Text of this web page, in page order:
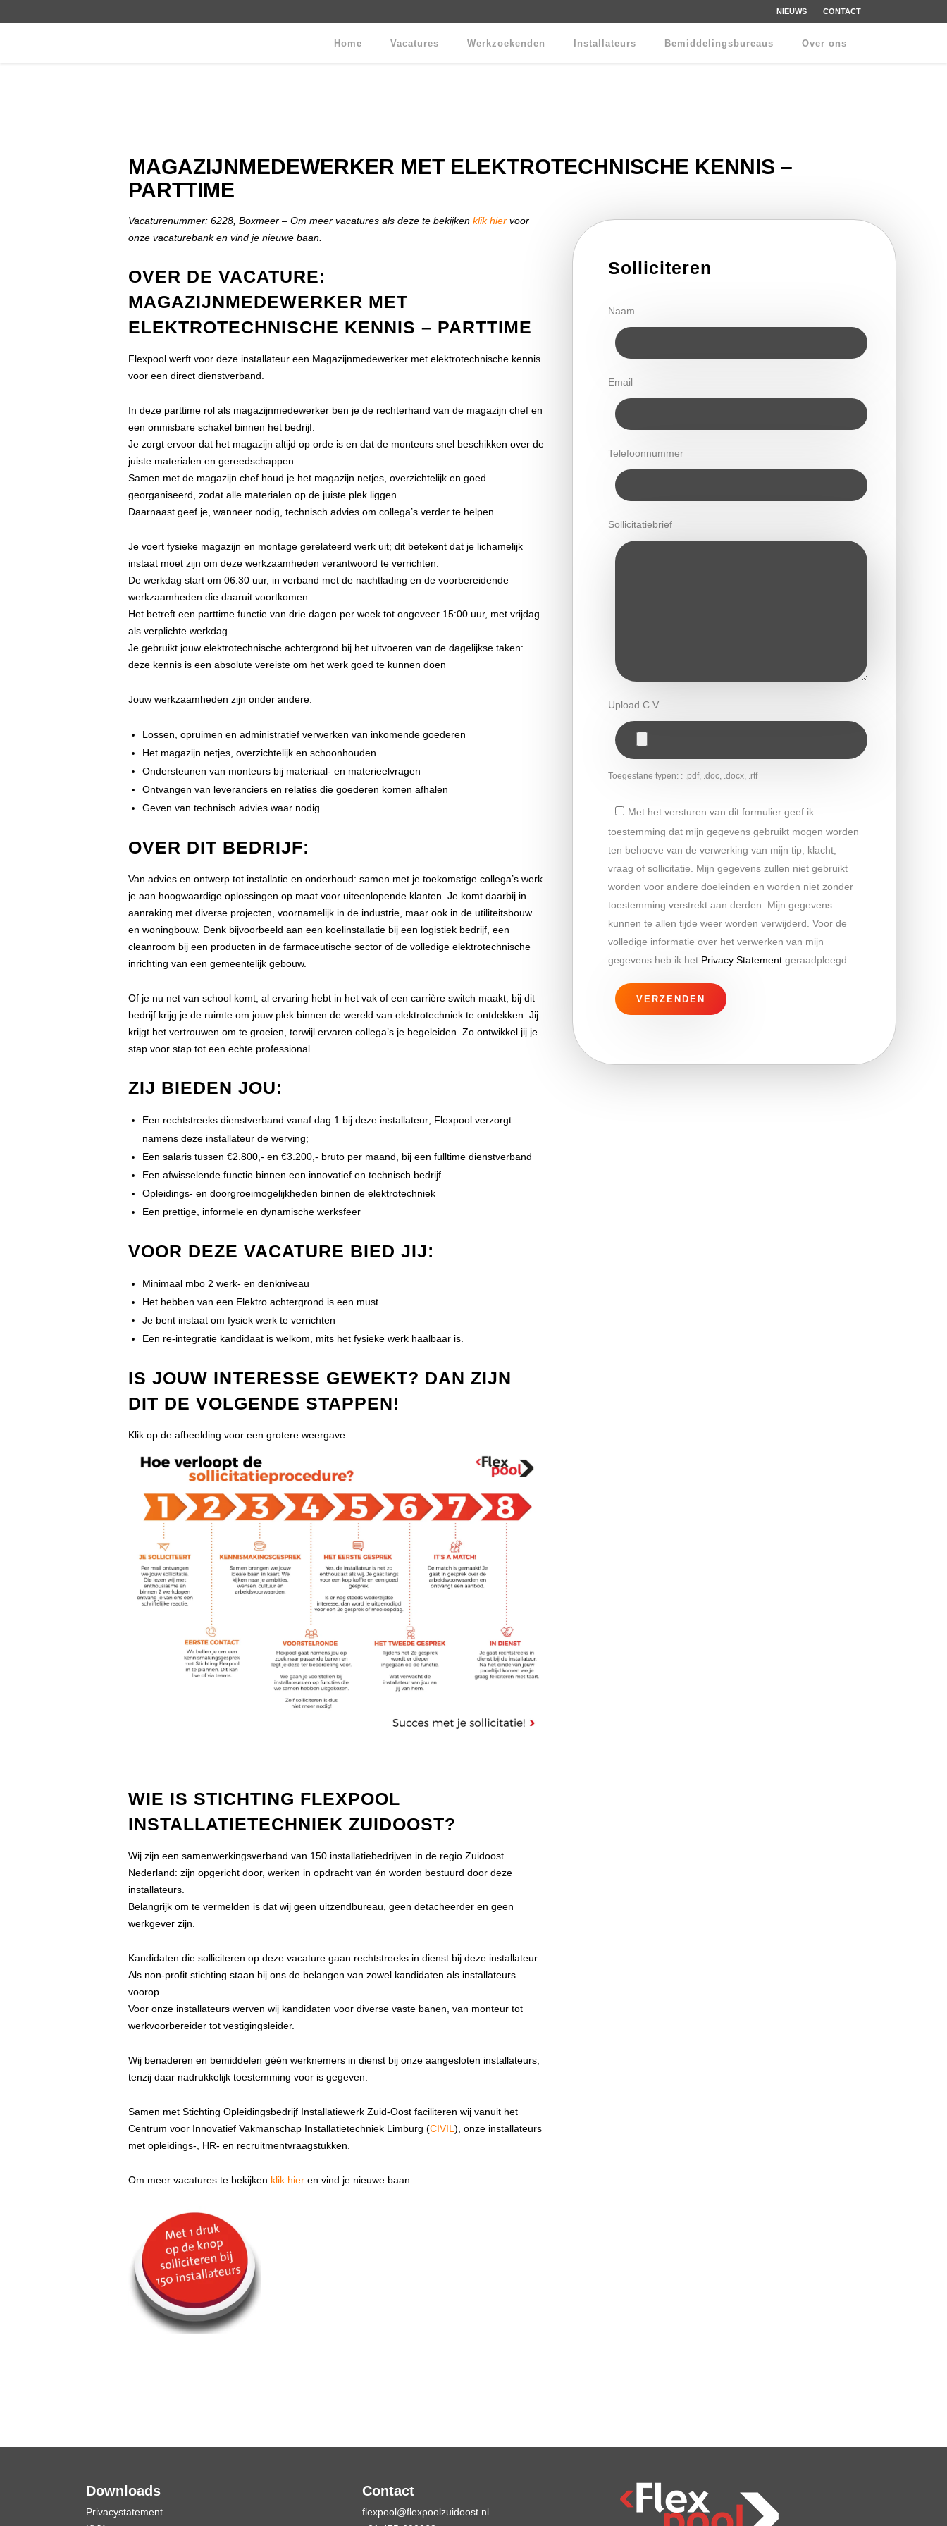
NIEUWS CONTACT
Home Vacatures Werkzoekenden Installateurs Bemiddelingsbureaus Over ons
MAGAZIJNMEDEWERKER MET ELEKTROTECHNISCHE KENNIS –
PARTTIME
Vacaturenummer: 6228, Boxmeer – Om meer vacatures als deze te bekijken klik hier voor
onze vacaturebank en vind je nieuwe baan.
OVER DE VACATURE:
MAGAZIJNMEDEWERKER MET
ELEKTROTECHNISCHE KENNIS – PARTTIME
Flexpool werft voor deze installateur een Magazijnmedewerker met elektrotechnische kennis
voor een direct dienstverband.
In deze parttime rol als magazijnmedewerker ben je de rechterhand van de magazijn chef en
een onmisbare schakel binnen het bedrijf.
Je zorgt ervoor dat het magazijn altijd op orde is en dat de monteurs snel beschikken over de
juiste materialen en gereedschappen.
Samen met de magazijn chef houd je het magazijn netjes, overzichtelijk en goed
georganiseerd, zodat alle materialen op de juiste plek liggen.
Daarnaast geef je, wanneer nodig, technisch advies om collega’s verder te helpen.
Je voert fysieke magazijn en montage gerelateerd werk uit; dit betekent dat je lichamelijk
instaat moet zijn om deze werkzaamheden verantwoord te verrichten.
De werkdag start om 06:30 uur, in verband met de nachtlading en de voorbereidende
werkzaamheden die daaruit voortkomen.
Het betreft een parttime functie van drie dagen per week tot ongeveer 15:00 uur, met vrijdag
als verplichte werkdag.
Je gebruikt jouw elektrotechnische achtergrond bij het uitvoeren van de dagelijkse taken:
deze kennis is een absolute vereiste om het werk goed te kunnen doen
Jouw werkzaamheden zijn onder andere:
Lossen, opruimen en administratief verwerken van inkomende goederen
Het magazijn netjes, overzichtelijk en schoonhouden
Ondersteunen van monteurs bij materiaal- en materieelvragen
Ontvangen van leveranciers en relaties die goederen komen afhalen
Geven van technisch advies waar nodig
OVER DIT BEDRIJF:
Van advies en ontwerp tot installatie en onderhoud: samen met je toekomstige collega’s werk
je aan hoogwaardige oplossingen op maat voor uiteenlopende klanten. Je komt daarbij in
aanraking met diverse projecten, voornamelijk in de industrie, maar ook in de utiliteitsbouw
en woningbouw. Denk bijvoorbeeld aan een koelinstallatie bij een logistiek bedrijf, een
cleanroom bij een producten in de farmaceutische sector of de volledige elektrotechnische
inrichting van een gemeentelijk gebouw.
Of je nu net van school komt, al ervaring hebt in het vak of een carrière switch maakt, bij dit
bedrijf krijg je de ruimte om jouw plek binnen de wereld van elektrotechniek te ontdekken. Jij
krijgt het vertrouwen om te groeien, terwijl ervaren collega’s je begeleiden. Zo ontwikkel jij je
stap voor stap tot een echte professional.
ZIJ BIEDEN JOU:
Een rechtstreeks dienstverband vanaf dag 1 bij deze installateur; Flexpool verzorgt
namens deze installateur de werving;
Een salaris tussen €2.800,- en €3.200,- bruto per maand, bij een fulltime dienstverband
Een afwisselende functie binnen een innovatief en technisch bedrijf
Opleidings- en doorgroeimogelijkheden binnen de elektrotechniek
Een prettige, informele en dynamische werksfeer
VOOR DEZE VACATURE BIED JIJ:
Minimaal mbo 2 werk- en denkniveau
Het hebben van een Elektro achtergrond is een must
Je bent instaat om fysiek werk te verrichten
Een re-integratie kandidaat is welkom, mits het fysieke werk haalbaar is.
IS JOUW INTERESSE GEWEKT? DAN ZIJN
DIT DE VOLGENDE STAPPEN!
Klik op de afbeelding voor een grotere weergave.
WIE IS STICHTING FLEXPOOL
INSTALLATIETECHNIEK ZUIDOOST?
Wij zijn een samenwerkingsverband van 150 installatiebedrijven in de regio Zuidoost
Nederland: zijn opgericht door, werken in opdracht van én worden bestuurd door deze
installateurs.
Belangrijk om te vermelden is dat wij geen uitzendbureau, geen detacheerder en geen
werkgever zijn.
Kandidaten die solliciteren op deze vacature gaan rechtstreeks in dienst bij deze installateur.
Als non-profit stichting staan bij ons de belangen van zowel kandidaten als installateurs
voorop.
Voor onze installateurs werven wij kandidaten voor diverse vaste banen, van monteur tot
werkvoorbereider tot vestigingsleider.
Wij benaderen en bemiddelen géén werknemers in dienst bij onze aangesloten installateurs,
tenzij daar nadrukkelijk toestemming voor is gegeven.
Samen met Stichting Opleidingsbedrijf Installatiewerk Zuid-Oost faciliteren wij vanuit het
Centrum voor Innovatief Vakmanschap Installatietechniek Limburg (CIVIL ), onze installateurs
met opleidings-, HR- en recruitmentvraagstukken.
Om meer vacatures te bekijken klik hier en vind je nieuwe baan.
Solliciteren
Naam
Email
Telefoonnummer
Sollicitatiebrief
Upload C.V.
Toegestane typen: : .pdf, .doc, .docx, .rtf
Met het versturen van dit formulier geef ik
toestemming dat mijn gegevens gebruikt mogen worden
ten behoeve van de verwerking van mijn tip, klacht,
vraag of sollicitatie. Mijn gegevens zullen niet gebruikt
worden voor andere doeleinden en worden niet zonder
toestemming verstrekt aan derden. Mijn gegevens
kunnen te allen tijde weer worden verwijderd. Voor de
volledige informatie over het verwerken van mijn
gegevens heb ik het Privacy Statement geraadpleegd.
Downloads
Privacystatement
Contact
flexpool@flexpoolzuidoost.nl